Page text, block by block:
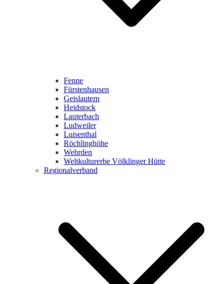
Fenne
Fürstenhausen
Geislautern
Heidstock
Lauterbach
Ludweiler
Luisenthal
Röchlinghöhe
Wehrden
Weltkulturerbe Völklinger Hütte
Regionalverband